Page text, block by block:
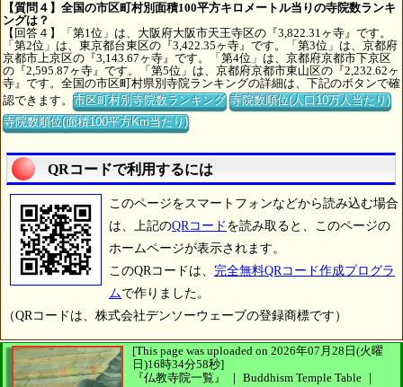
【質問４】全国の市区町村別面積100平方キロメートル当りの寺院数ランキ
ングは？
【回答４】「第1位」は、大阪府大阪市天王寺区の『3,822.31ヶ寺』です。
「第2位」は、東京都台東区の『3,422.35ヶ寺』です。「第3位」は、京都府
京都市上京区の『3,143.67ヶ寺』です。「第4位」は、京都府京都市下京区
の『2,595.87ヶ寺』です。「第5位」は、京都府京都市東山区の『2,232.62ヶ
寺』です。全国の市区町村県別寺院ランキングの詳細は、下記のボタンで確
認できます。市区町村別寺院数ランキング 寺院数順位(人口10万人当たり)
寺院数順位(面積100平方Km当たり)
QRコードで利用するには
このページをスマートフォンなどから読み込む場合
は、上記のQRコード を読み取ると、このページの
ホームページが表示されます。
このQRコードは、 完全無料QRコード作成プログラ
ムで作りました。
（QRコードは、株式会社デンソーウェーブの登録商標です）
[This page was uploaded on 2026年07月28日(火曜
日)16時34分58秒]
『仏教寺院一覧』 ｜ Buddhism Temple Table ｜